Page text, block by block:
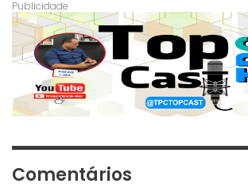
Comentários